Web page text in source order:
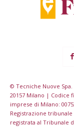
© Tecniche Nuove
20157 Milano | Codice
imprese di Milano:
Registrazione tribunale
registrata al Tribunale